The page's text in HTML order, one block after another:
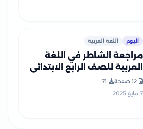
اليوم اللغة العربية
مراجعة الشاطر في اللغة
العربية للصف الرابع الابتدائي
بالاجابات
12 صفحة
71
7 مايو 2025